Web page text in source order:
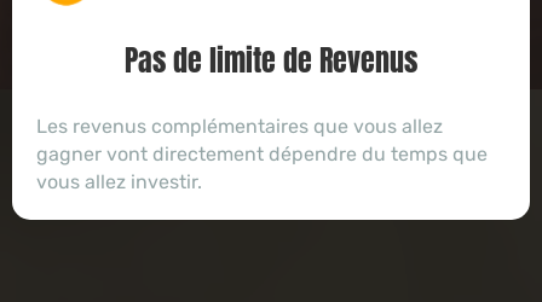
Pas de limite de Revenus
Les revenus complémentaires que vous allez
gagner vont directement dépendre du temps que
vous allez investir.